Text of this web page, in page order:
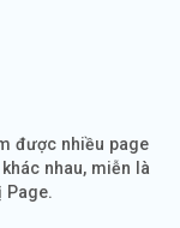
được nhiều page
nhau, miễn là
Page.